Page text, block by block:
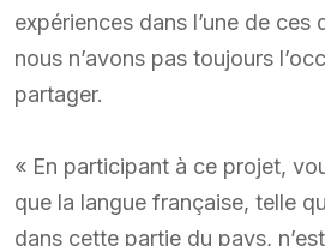
expériences dans l’une de ces
nous n’avons pas toujours
partager.
« En participant à ce projet,
que la langue française, telle
dans cette partie du pays,